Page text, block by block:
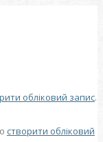
обліковий запис.
створити обліковий